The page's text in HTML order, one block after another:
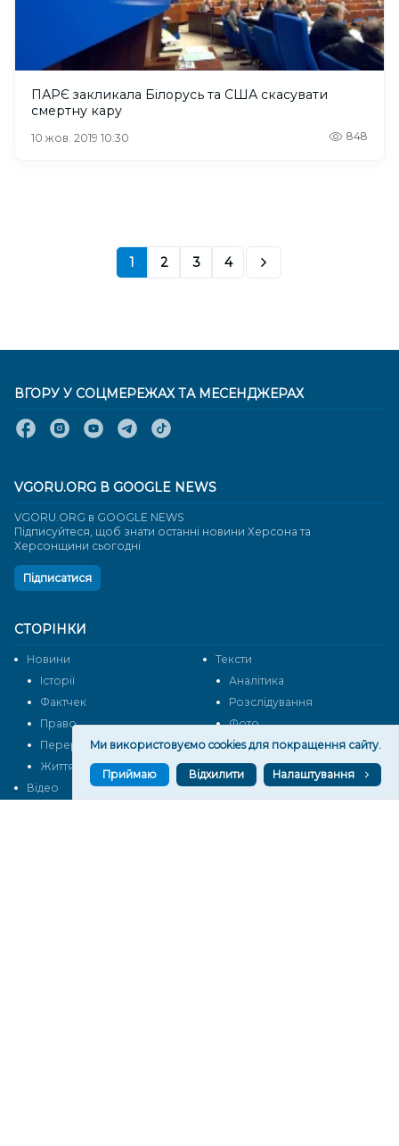
ПАРЄ закликала Білорусь та США скасувати
смертну кару
10 жов. 2019 10:30 848
1 2 3 4
СТОРІНКИ
Новини
Тексти
Історії
Аналітика
Фактчек
Розслідування
Право
Фото
Перерва на каву
Промо
Життя
Блоги
Відео
Архів
ВГОРУ У СОЦМЕРЕЖАХ ТА МЕСЕНДЖЕРАХ
VGORU.ORG В GOOGLE NEWS
VGORU.ORG в GOOGLE NEWS
Підписуйтеся, щоб знати останні новини Херсона та
Херсонщини сьогодні
Підписатися
Ми використовуємо cookies для покращення сайту.
Приймаю Відхилити Налаштування